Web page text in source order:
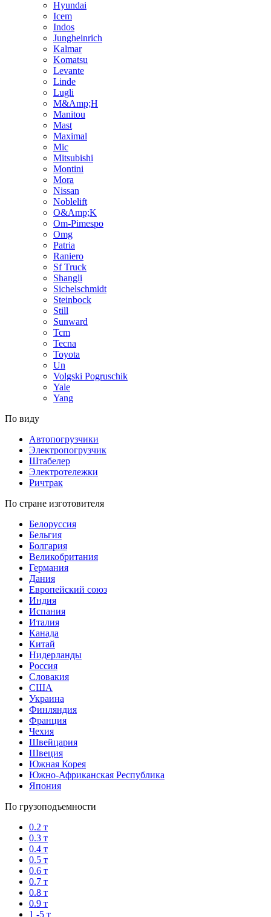
Hyundai
Icem
Indos
Jungheinrich
Kalmar
Komatsu
Levante
Linde
Lugli
M&Amp;H
Manitou
Mast
Maximal
Mic
Mitsubishi
Montini
Mora
Nissan
Noblelift
O&Amp;K
Om-Pimespo
Omg
Patria
Raniero
Sf Truck
Shangli
Sichelschmidt
Steinbock
Still
Sunward
Tcm
Tecna
Toyota
Un
Volgski Pogruschik
Yale
Yang
По виду
Автопогрузчики
Электропогрузчик
Штабелер
Электротележки
Ричтрак
По стране изготовителя
Белоруссия
Бельгия
Болгария
Великобритания
Германия
Дания
Европейский союз
Индия
Испания
Италия
Канада
Китай
Нидерланды
Россия
Словакия
США
Украина
Финляндия
Франция
Чехия
Швейцария
Швеция
Южная Корея
Южно-Африканская Республика
Япония
По грузоподъемности
0.2 т
0.3 т
0.4 т
0.5 т
0.6 т
0.7 т
0.8 т
0.9 т
1 -5 т